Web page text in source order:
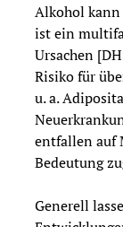
Alkohol kann
ist ein
Ursachen
Risiko für
u. a.
entfallen auf
Bedeutung
Generell